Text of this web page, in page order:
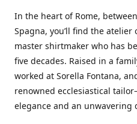
In the heart of Rome,
Spagna, you’ll find the
master shirtmaker who has
five decades. Raised in a
worked at Sorella Fontana,
renowned ecclesiastical
elegance and an unwavering